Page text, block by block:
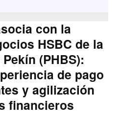
con la
HSBC de la
(PHBS):
de pago
y agilización
financieros